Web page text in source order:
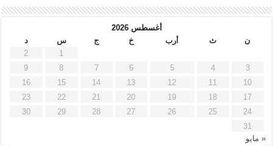
أغسطس 2026
ن
ث أرب خ ج س
د
1
2
3
4
5
6
7
8
9
10
11
12
13
14
15
16
17
18
19
20
21
22
23
24
25
26
27
28
29
30
31
« مايو